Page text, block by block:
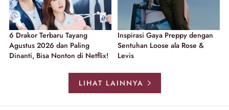
6 Drakor Terbaru Tayang
Agustus 2026 dan Paling
Dinanti, Bisa Nonton di Netflix!
Inspirasi Gaya Preppy dengan
Sentuhan Loose ala Rose &
Levis
LIHAT LAINNYA